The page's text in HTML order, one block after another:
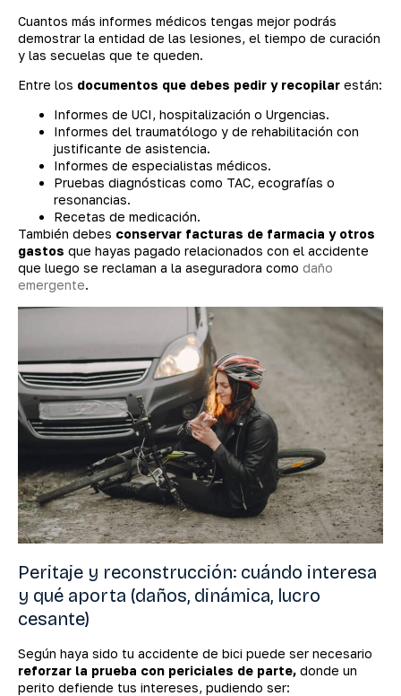
Cuantos más informes médicos tengas mejor podrás
demostrar la entidad de las lesiones, el tiempo de curación
y las secuelas que te queden.
Entre los documentos que debes pedir y recopilar están:
Informes de UCI, hospitalización o Urgencias.
Informes del traumatólogo y de rehabilitación con
justificante de asistencia.
Informes de especialistas médicos.
Pruebas diagnósticas como TAC, ecografías o
resonancias.
Recetas de medicación.
También debes conservar facturas de farmacia y otros
gastos que hayas pagado relacionados con el accidente
que luego se reclaman a la aseguradora como daño
emergente.
Peritaje y reconstrucción: cuándo interesa
y qué aporta (daños, dinámica, lucro
cesante)
Según haya sido tu accidente de bici puede ser necesario
reforzar la prueba con periciales de parte, donde un
perito defiende tus intereses, pudiendo ser: